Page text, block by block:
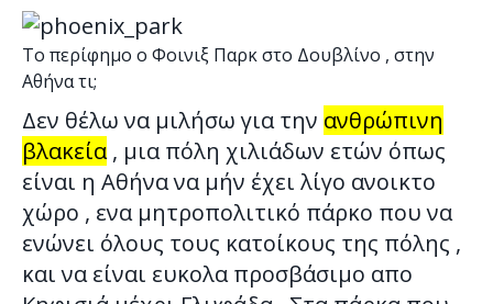
Το περίφημο ο Φοινιξ Παρκ στο Δουβλίνο , στην
Αθήνα τι;
Δεν θέλω να μιλήσω για την ανθρώπινη
βλακεία, μια πόλη χιλιάδων ετών όπως
είναι η Αθήνα να μήν έχει λίγο ανοικτο
χώρο , ενα μητροπολιτικό πάρκο που να
ενώνει όλους τους κατοίκους της πόλης ,
και να είναι ευκολα προσβάσιμο απο